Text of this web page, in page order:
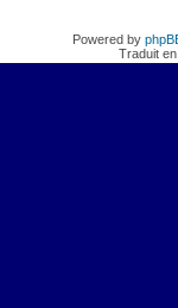
Powered by
Traduit